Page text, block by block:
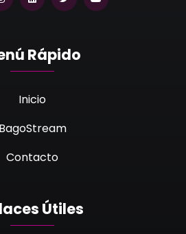
Rápido
Inicio
BagoStream
Contacto
Útiles